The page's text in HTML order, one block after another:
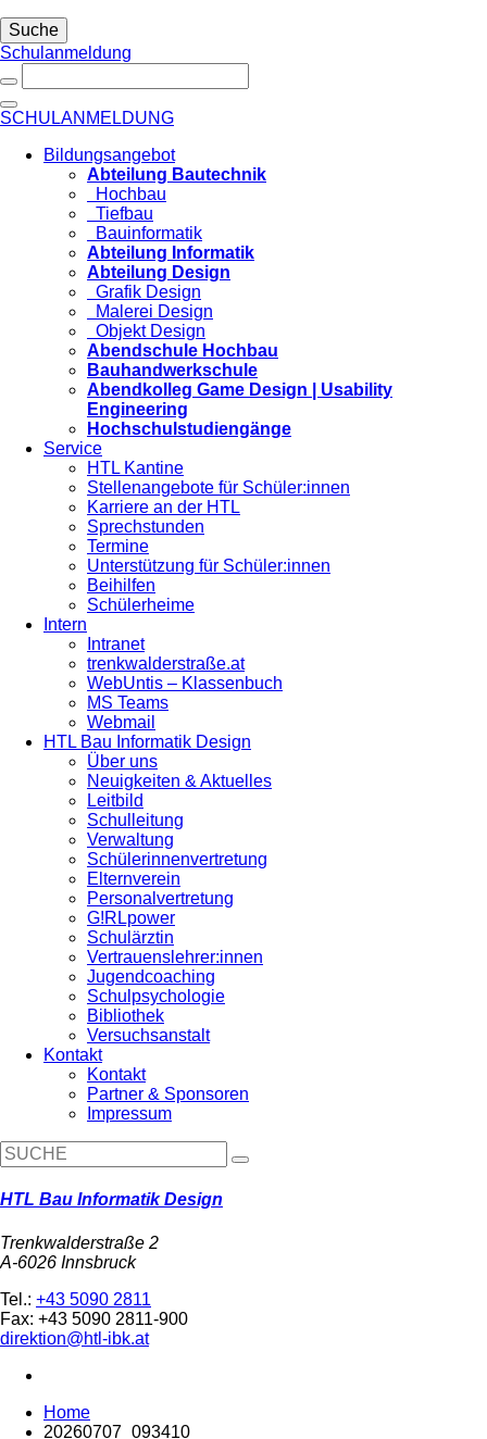
Suche
Schulanmeldung
SCHULANMELDUNG
Bildungsangebot
Abteilung Bautechnik
Hochbau
Tiefbau
Bauinformatik
Abteilung Informatik
Abteilung Design
Grafik Design
Malerei Design
Objekt Design
Abendschule Hochbau
Bauhandwerkschule
Abendkolleg Game Design | Usability
Engineering
Hochschulstudiengänge
Service
HTL Kantine
Stellenangebote für Schüler:innen
Karriere an der HTL
Sprechstunden
Termine
Unterstützung für Schüler:innen
Beihilfen
Schülerheime
Intern
Intranet
trenkwalderstraße.at
WebUntis – Klassenbuch
MS Teams
Webmail
HTL Bau Informatik Design
Über uns
Neuigkeiten & Aktuelles
Leitbild
Schulleitung
Verwaltung
Schülerinnenvertretung
Elternverein
Personalvertretung
G!RLpower
Schulärztin
Vertrauenslehrer:innen
Jugendcoaching
Schulpsychologie
Bibliothek
Versuchsanstalt
Kontakt
Kontakt
Partner & Sponsoren
Impressum
HTL Bau Informatik Design
Trenkwalderstraße 2
A-6026 Innsbruck
Tel.: +43 5090 2811
Fax: +43 5090 2811-900
direktion@htl-ibk.at
Home
20260707_093410